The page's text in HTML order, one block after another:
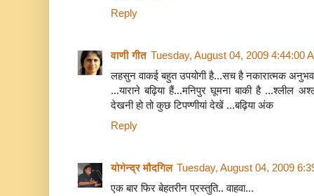
Reply
वाणी गीत Tuesday, August 04, 2009 4:44:00
लहसुन वाकई बहुत उपयोगी है...सच है नकारात्मक
...याराने बढ़िया हैं...मनिपुर घूमना बाकी है ...श्लील
देखनी हो तो कुछ टिपण्णीयां देखें ...बढ़िया अंक
Reply
योगेन्द्र मौदगिल Tuesday, August 04, 2009
एक बार फिर बेहतरीन प्रस्तुति.. वाहवा...